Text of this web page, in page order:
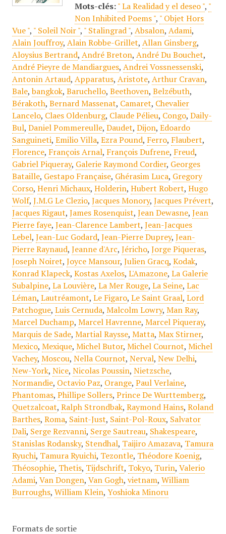
Mots-clés: " La Realidad y el deseo ", "
Non Inhibited Poems ", " Objet Hors
Vue ", " Soleil Noir ", " Stalingrad ", Absalon, Adami,
Alain Jouffroy, Alain Robbe-Grillet, Allan Ginsberg,
Aloysius Bertrand, André Breton, André Du Bouchet,
André Pieyre de Mandiargues, Andrei Vossnessenski,
Antonin Artaud, Apparatus, Aristote, Arthur Cravan,
Bale,bangkok, Baruchello, Beethoven, Belzébuth,
Bérakoth, Bernard Massenat, Camaret, Chevalier
Lancelo, Claes Oldenburg, Claude Pélieu, Congo, Daily-
Bul, Daniel Pommereulle, Daudet, Dijon, Edoardo
Sanguineti, Emilio Villa, Ezra Pound, Ferro, Flaubert,
Florence, François Arnal, François Dufrene, Freud,
Gabriel Piqueray, Galerie Raymond Cordier, Georges
Bataille, Gestapo Française, Ghérasim Luca, Gregory
Corso, Henri Michaux, Holderin, Hubert Robert, Hugo
Wolf, J.M.G Le Clezio, Jacques Monory, Jacques Prévert,
Jacques Rigaut, James Rosenquist, Jean Dewasne, Jean
Pierre faye, Jean-Clarence Lambert, Jean-Jacques
Lebel, Jean-Luc Godard, Jean-Pierre Duprey, Jean-
Pierre Raynaud, Jeanne d'Arc, Jéricho, Jorge Piqueras,
Joseph Noiret, Joyce Mansour, Julien Gracq, Kodak,
Konrad Klapeck, Kostas Axelos, L'Amazone, La Galerie
Subalpine, La Louvière, La Mer Rouge, La Seine, Lac
Léman, Lautréamont, Le Figaro, Le Saint Graal, Lord
Patchogue, Luis Cernuda, Malcolm Lowry, Man Ray,
Marcel Duchamp, Marcel Havrenne, Marcel Piqueray,
Marquis de Sade, Martial Raysse, Matta, Max Stirner,
Mexico, Mexique, Michel Butor, Michel Cournot, Michel
Vachey, Moscou, Nella Cournot, Nerval, New Delhi,
New-York, Nice, Nicolas Poussin, Nietzsche,
Normandie, Octavio Paz, Orange, Paul Verlaine,
Phantomas, Phillipe Sollers, Prince De Wurttemberg,
Quetzalcoat, Ralph Strondbak, Raymond Hains, Roland
Barthes, Roma, Saint-Just, Saint-Pol-Roux, Salvator
Dali, Serge Rezvanni, Serge Sautreau, Shakespeare,
Stanislas Rodansky, Stendhal, Taijiro Amazava, Tamura
Ryuchi, Tamura Ryuichi, Tezontle, Théodore Koenig,
Théosophie, Thetis, Tijdschrift, Tokyo, Turin, Valerio
Adami, Van Dongen, Van Gogh, vietnam, William
Burroughs, William Klein, Yoshioka Minoru
Formats de sortie